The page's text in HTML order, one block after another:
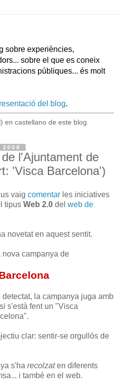
sobre experiències,
sobre el que es coneix
públiques... és molt
del blog.
en castellano de este blog.
l'Ajuntament de
'Visca Barcelona')
vaig comentar les iniciatives
tipus Web 2.0 del web de
novetat en aquest sentit.
nova campanya de
la campanya juga amb
s'està fent un "Visca
clar: sentir-se orgullós de
s'ha recolzaten diferents
i també en el web.